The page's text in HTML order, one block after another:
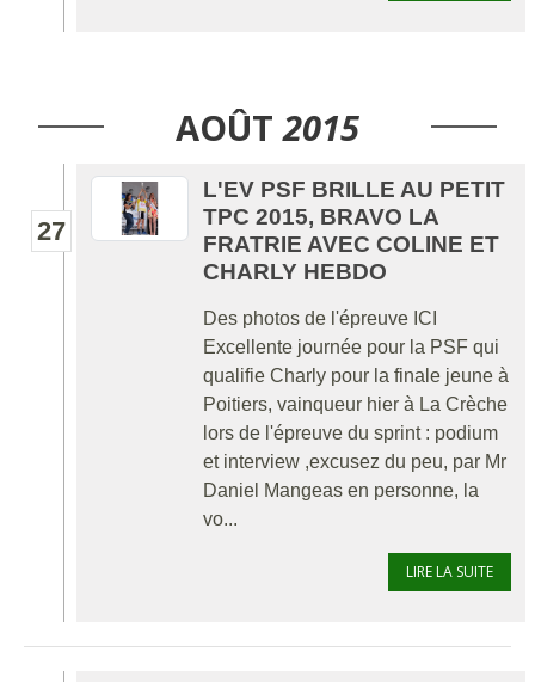
AOÛT 2015
27
L'EV PSF BRILLE AU PETIT
TPC 2015, BRAVO LA
FRATRIE AVEC COLINE ET
CHARLY HEBDO
Des photos de l'épreuve ICI
Excellente journée pour la PSF qui
qualifie Charly pour la finale jeune à
Poitiers, vainqueur hier à La Crèche
lors de l'épreuve du sprint : podium
et interview ,excusez du peu, par Mr
Daniel Mangeas en personne, la
vo...
LIRE LA SUITE